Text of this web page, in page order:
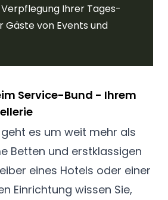
Ihrer Tages-
Gäste von Events und
Service-Bund - Ihrem
es um weit mehr als
Betten und erstklassigen
eines Hotels oder einer
Einrichtung wissen Sie,